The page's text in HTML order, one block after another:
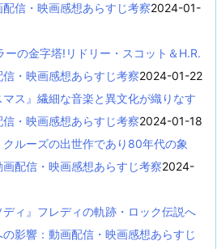
信・映画感想あらすじ考察2024-01-
ーの金字塔!リドリー・スコット＆H.R.
・映画感想あらすじ考察2024-01-22
ス』繊細な音楽と異文化が織りなす
・映画感想あらすじ考察2024-01-18
ルーズの出世作であり80年代の象
配信・映画感想あらすじ考察2024-
ィ』フレディの軌跡・ロック伝説へ
影響：動画配信・映画感想あらすじ